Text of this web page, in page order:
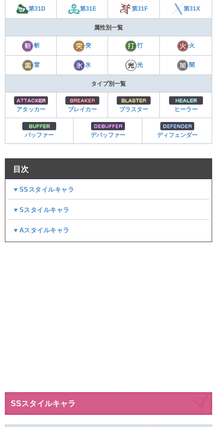
第31D 第31E 第31F 第31X
属性別一覧
斬 突 打 火
雷 氷 光 闇
タイプ別一覧
アタッカー ブレイカー ブラスター ヒーラー
バッファー デバッファー ディフェンダー
目次
▼SSスタイルキャラ
▼Sスタイルキャラ
▼Aスタイルキャラ
SSスタイルキャラ